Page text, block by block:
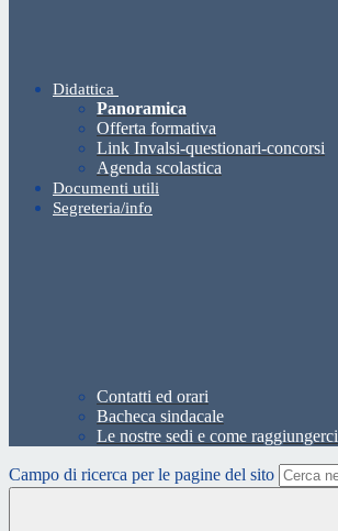
Didattica
Panoramica
Offerta formativa
Link Invalsi-questionari-concorsi
Agenda scolastica
Documenti utili
Segreteria/info
Contatti ed orari
Bacheca sindacale
Le nostre sedi e come raggiungerci
Campo di ricerca per le pagine del sito